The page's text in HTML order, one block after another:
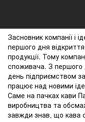
Засновник компанії і
першого дня
продукції. Тому
споживача. З першого
день підприємством
працює над новими
Саме на пачках кави
виробництва та
завжди знав, що кава